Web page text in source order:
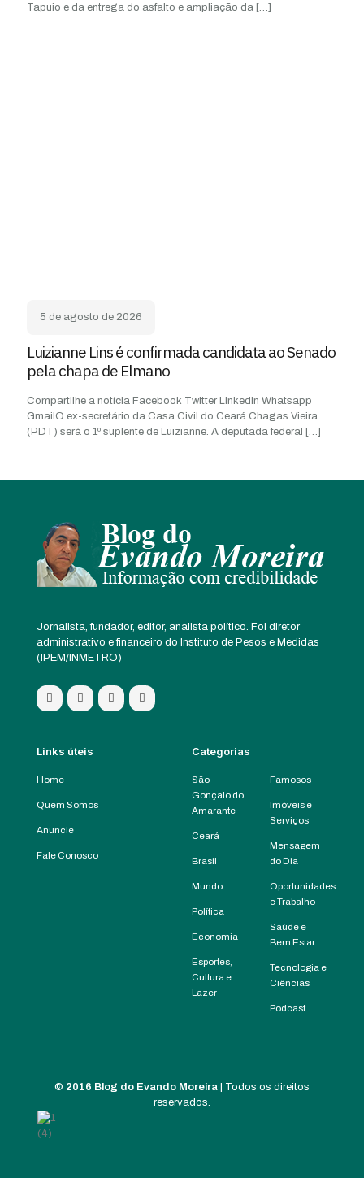
Tapuio e da entrega do asfalto e ampliação da […]
5 de agosto de 2026
Luizianne Lins é confirmada candidata ao Senado
pela chapa de Elmano
Compartilhe a notícia Facebook Twitter Linkedin Whatsapp
GmailO ex-secretário da Casa Civil do Ceará Chagas Vieira
(PDT) será o 1º suplente de Luizianne. A deputada federal […]
Jornalista, fundador, editor, analista político. Foi diretor
administrativo e financeiro do Instituto de Pesos e Medidas
(IPEM/INMETRO)
Links úteis
Home
Quem Somos
Anuncie
Fale Conosco
Categorias
São
Gonçalo do
Amarante
Ceará
Brasil
Mundo
Política
Economia
Esportes,
Cultura e
Lazer
Famosos
Imóveis e
Serviços
Mensagem
do Dia
Oportunidades
e Trabalho
Saúde e
Bem Estar
Tecnologia e
Ciências
Podcast
© 2016 Blog do Evando Moreira | Todos os direitos
reservados.